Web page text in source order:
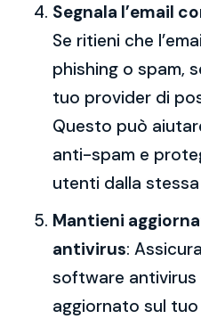
Segnala l’email
Se ritieni che
phishing o spam,
tuo provider di
Questo può
anti-spam e
utenti dalla
Mantieni
antivirus:
software
aggiornato sul